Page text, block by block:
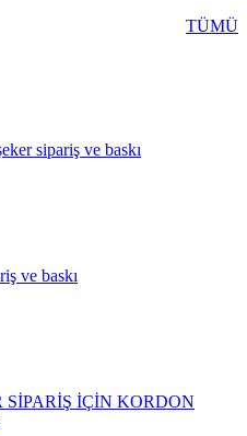
TÜMÜ
sipariş ve baskı
ve baskı
İÇİN KORDON